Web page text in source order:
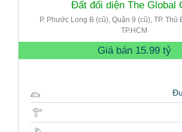
Đất đối diện The Global
P. Phước Long B (cũ), Quận 9 (cũ), TP.
TP.HCM
Giá bán 15.99 tỷ